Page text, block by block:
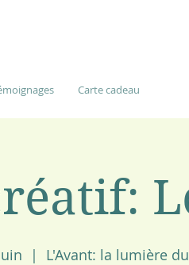
Carte cadeau
  |
L'Avant: la lumière